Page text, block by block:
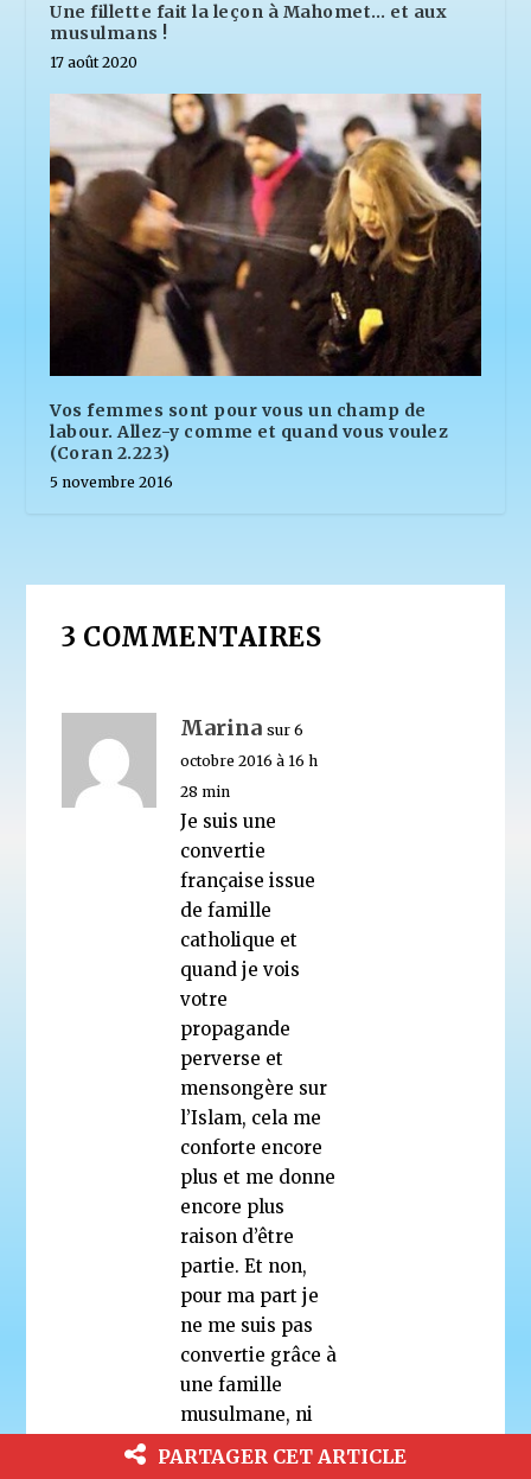
Une fillette fait la leçon à Mahomet… et aux
musulmans !
17 août 2020
Vos femmes sont pour vous un champ de
labour. Allez-y comme et quand vous voulez
(Coran 2.223)
5 novembre 2016
3 COMMENTAIRES
Marina sur 6
octobre 2016 à 16 h
28 min
Je suis une
convertie
française issue
de famille
catholique et
quand je vois
votre
propagande
perverse et
mensongère sur
l’Islam, cela me
conforte encore
plus et me donne
encore plus
raison d’être
partie. Et non,
pour ma part je
ne me suis pas
convertie grâce à
une famille
musulmane, ni
même grâce aux
PARTAGER CET ARTICLE